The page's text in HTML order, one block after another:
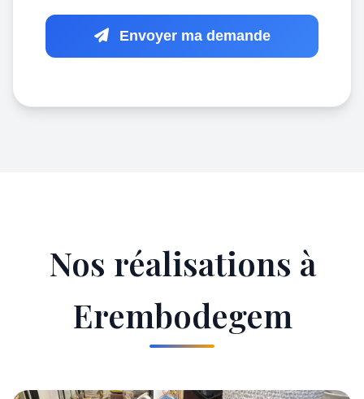
Envoyer ma demande
Nos réalisations à
Erembodegem